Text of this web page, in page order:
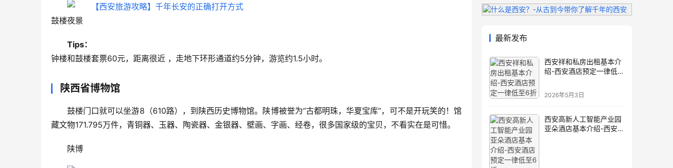
鼓楼夜景
Tips：
钟楼和鼓楼套票60元，距离很近 ，走地下环形通道约5分钟，游览约1.5小时。
陕西省博物馆
鼓楼门口就可以坐游8（610路），到陕西历史博物馆。陕博被誉为“古都明珠，华夏宝库”，可不是开玩笑的！馆
藏文物171.795万件，青铜器、玉器、陶瓷器、金银器、壁画、字画、经卷，很多国家级的宝贝，不看实在是可惜。
陕博
最新发布
西安祥和私房出租基本介
绍-西安酒店预定一律低至
2026年5月3日
西安高新人工智能产业园
亚朵酒店基本介绍-西安酒